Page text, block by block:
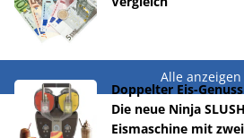
Alle anzeigen
Doppelter Eis-
Die neue Ninja
Eismaschine mit